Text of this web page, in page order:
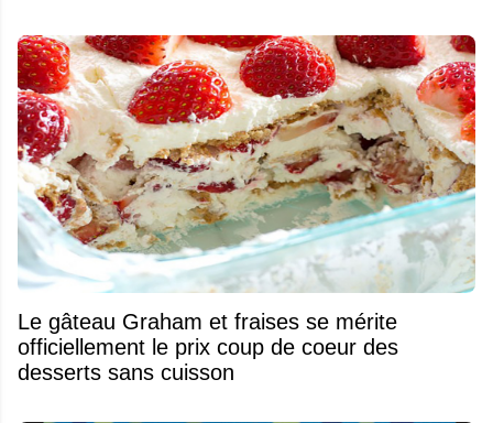
Le gâteau Graham et fraises se mérite
officiellement le prix coup de coeur des
desserts sans cuisson